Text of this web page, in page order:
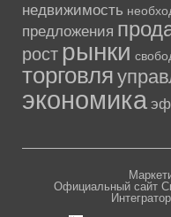
недвижимость
предложения
рост рынки
торговля
экономика
Официальный сайт